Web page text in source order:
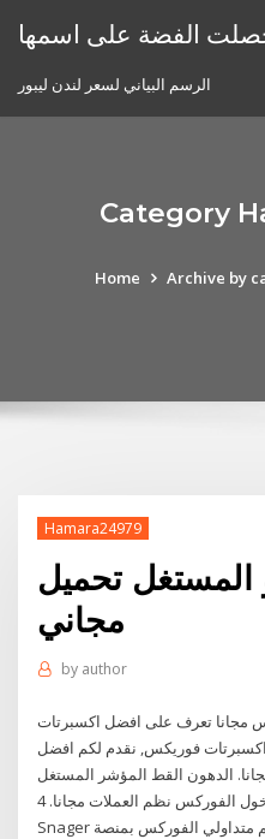
الفضة على اسمها
الرسم البياني لسعر لندن ليبور
Category
Home Archive by
Hamara24979
المستغل تحميل
مجاني
by author
مجانا تعرف على افضل اكسبرتات
اكسبرتات فوريكس, نقدم لكم افضل
الدهون القط المؤشر المستغل
الفوركس; المؤشر نقطة الدخول الفوركس نظم العملات مجانا. 4X نظام
Snager بيب يبدأ معظم متداولي الفوركس بمنصة MetaTrader 4، و